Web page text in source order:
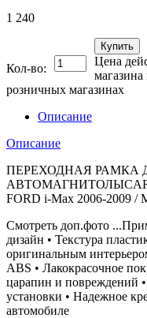
1 240
Кол-во:
Купить
Цена
розничных магазинах
Описание
Описание
ПЕРЕХОДНАЯ РАМКА
FORD i-Max 2006-2009 /
Смотреть доп.фото
дизайн • Текстура
оригинальным
ABS • Лакокрасочное
царапин и повреждений •
установки • Надежное
автомобиле